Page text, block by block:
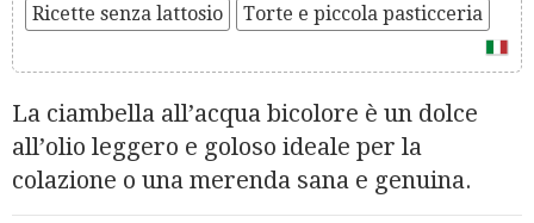
Ricette senza lattosio
Torte e piccola pasticceria
La ciambella all’acqua bicolore è un dolce
all’olio leggero e goloso ideale per la
colazione o una merenda sana e genuina.